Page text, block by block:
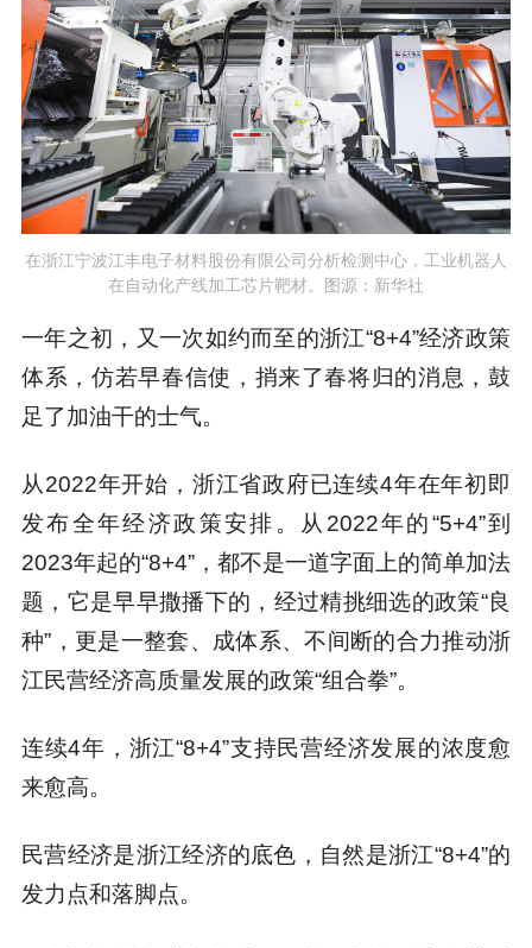
在浙江宁波江丰电子材料股份有限公司分析检测中心，工业机器人
在自动化产线加工芯片靶材。图源：新华社
一年之初，又一次如约而至的浙江“8+4”经济政策
体系，仿若早春信使，捎来了春将归的消息，鼓
足了加油干的士气。
从2022年开始，浙江省政府已连续4年在年初即
发布全年经济政策安排。从2022年的“5+4”到
2023年起的“8+4”，都不是一道字面上的简单加法
题，它是早早撒播下的，经过精挑细选的政策“良
种”，更是一整套、成体系、不间断的合力推动浙
江民营经济高质量发展的政策“组合拳”。
连续4年，浙江“8+4”支持民营经济发展的浓度愈
来愈高。
民营经济是浙江经济的底色，自然是浙江“8+4”的
发力点和落脚点。